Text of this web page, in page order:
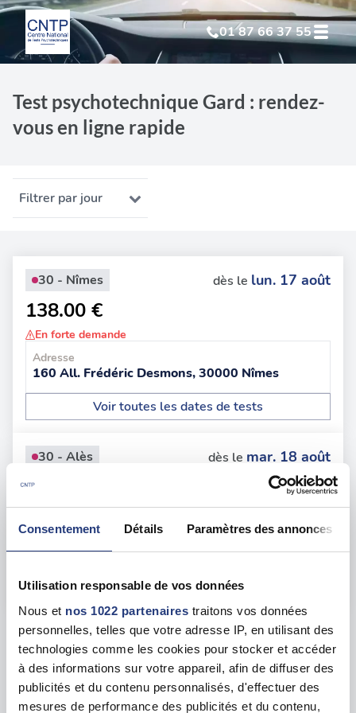
Consentement Détails Paramètres des annonces
Utilisation responsable de vos données
Nous et nos 1022 partenaires traitons vos données
personnelles, telles que votre adresse IP, en utilisant des
technologies comme les cookies pour stocker et accéder
à des informations sur votre appareil, afin de diffuser des
publicités et du contenu personnalisés, d'effectuer des
mesures de performance des publicités et du contenu,
01 87 66 37 55
Test Psychotechniquesuite à annulation
Test Psychotechnique
Test Psychotechnique
Test psychotechnique Gard : rendez-
vous en ligne rapide
Filtrer par jour
30 - Nîmes dès le lun. 17 août
138.00 €
En forte demande
Adresse
160 All. Frédéric Desmons, 30000 Nîmes
Voir toutes les dates de tests
30 - Alès dès le mar. 18 août
133.00 €
En forte demande
Adresse
5 Rue Alain Fournier, 30100 Alès
Voir toutes les dates de tests
Les tests sur les départements voisins
Ardèche (07) 35 dates disponibles